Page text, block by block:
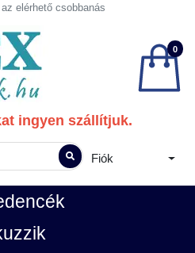
elérhető csobbanás
0
ingyen szállítjuk.
Fiók